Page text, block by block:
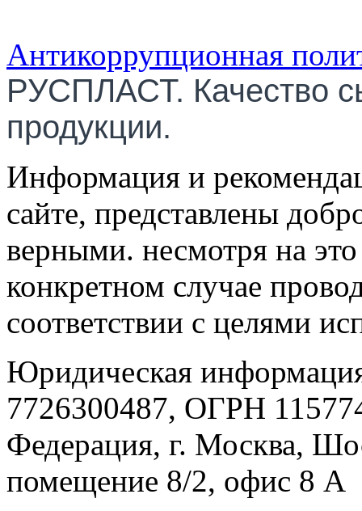
Антикоррупционная
РУСПЛАСТ. Качество
продукции.
Информация и
сайте, представлены
верными. несмотря на
конкретном случае
соответствии с целями
Юридическая
7726300487, ОГРН
Федерация, г. Москва,
помещение 8/2, офис 8 А